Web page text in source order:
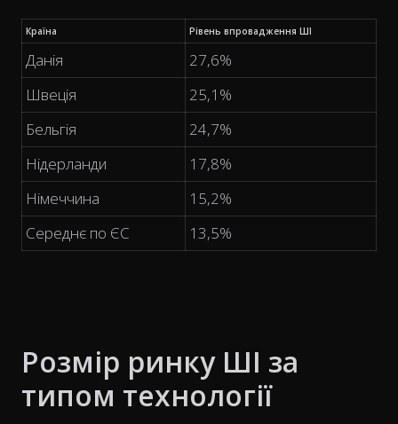
Країна Рівень впровадження ШІ
Данія
27,6%
Швеція
25,1%
Бельгія
24,7%
Нідерланди
17,8%
Німеччина
15,2%
Середнє по ЄС
13,5%
Розмір ринку ШІ за
типом технології